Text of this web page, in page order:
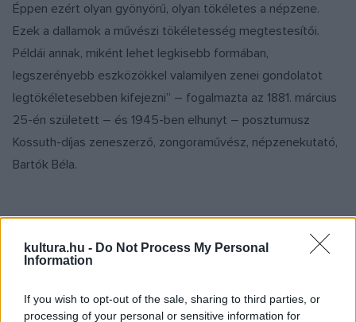
kultura.hu - Do Not Process My Personal
Information
If you wish to opt-out of the sale, sharing to third parties, or
processing of your personal or sensitive information for
Éppen ezért olyan gyönyörű, olyan tökéletes a népzene.
Ezek a dallamok a művészi tökéletesség megtestesítői.
Példái annak, miként lehet legkisebb formában,
legszerényebb eszközökkel valamilyen zenei gondolatot
legtökéletesebben kifejezni” – fogalmazta az 1881. március
25-én született – és 1945-ben elhunyt – posztumusz
Kossuth-díjas zeneszerző, zongoraművész, népzenekutató,
Bartók Béla.
Augusztus 16-án történt
1956. augusztus 16-án halt meg Lugosi Béla magyar–
megformálásával vált világhírűvé, a klasszikus horrorfilmek